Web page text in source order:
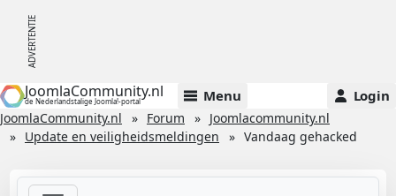
JoomlaCommunity.nl
de Nederlandstalige Joomla!-portal Menu Login
JoomlaCommunity.nl Forum
Joomlacommunity.nl
Update en veiligheidsmeldingen
Vandaag gehacked